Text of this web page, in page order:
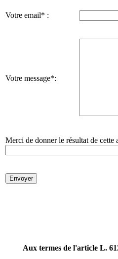
Votre email* :
Votre message*:
Merci de donner le résultat de cette
Aux termes de l'article L.